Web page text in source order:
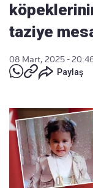
taziye
08 Mart, 2025 -
Paylaş